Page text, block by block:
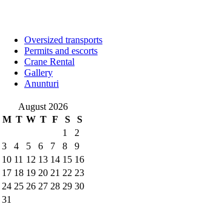
Oversized transports
Permits and escorts
Crane Rental
Gallery
Anunturi
August 2026
M T W T F S
S
1
2
3
4 5 6 7 8
9
10 11 12 13 14 15 16
17 18 19 20 21 22 23
24 25 26 27 28 29 30
31